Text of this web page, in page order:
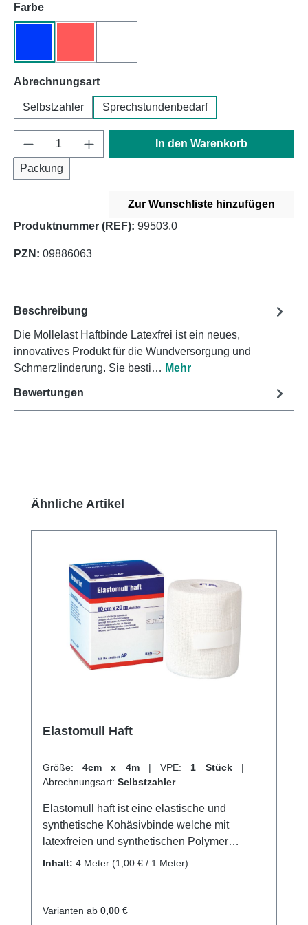
Farbeauswählen
Abrechnungsartauswählen
Selbstzahler Sprechstundenbedarf
Produkt Anzahl: Gib den gewünschten
Packung
In den Warenkorb
Zur Wunschliste hinzufügen
Produktnummer (REF): 99503.0
PZN: 09886063
Beschreibung
Die Mollelast Haftbinde Latexfrei ist ein neues,
innovatives Produkt für die Wundversorgung und
Schmerzlinderung. Sie besti… Mehr
Bewertungen
Produktgalerie überspringen
Ähnliche Artikel
Elastomull Haft
Größe: 4cm x 4m | VPE: 1 Stück |
Abrechnungsart: Selbstzahler
Elastomull haft ist eine elastische und
synthetische Kohäsivbinde welche mit
latexfreien und synthetischen Polymer
beschichtet wird. Mit einer Imprägnierung von
der Wickellagen, was ein faltenfreies und
Inhalt: 4 Meter (1,00 € / 1 Meter)
Varianten ab 0,00 €